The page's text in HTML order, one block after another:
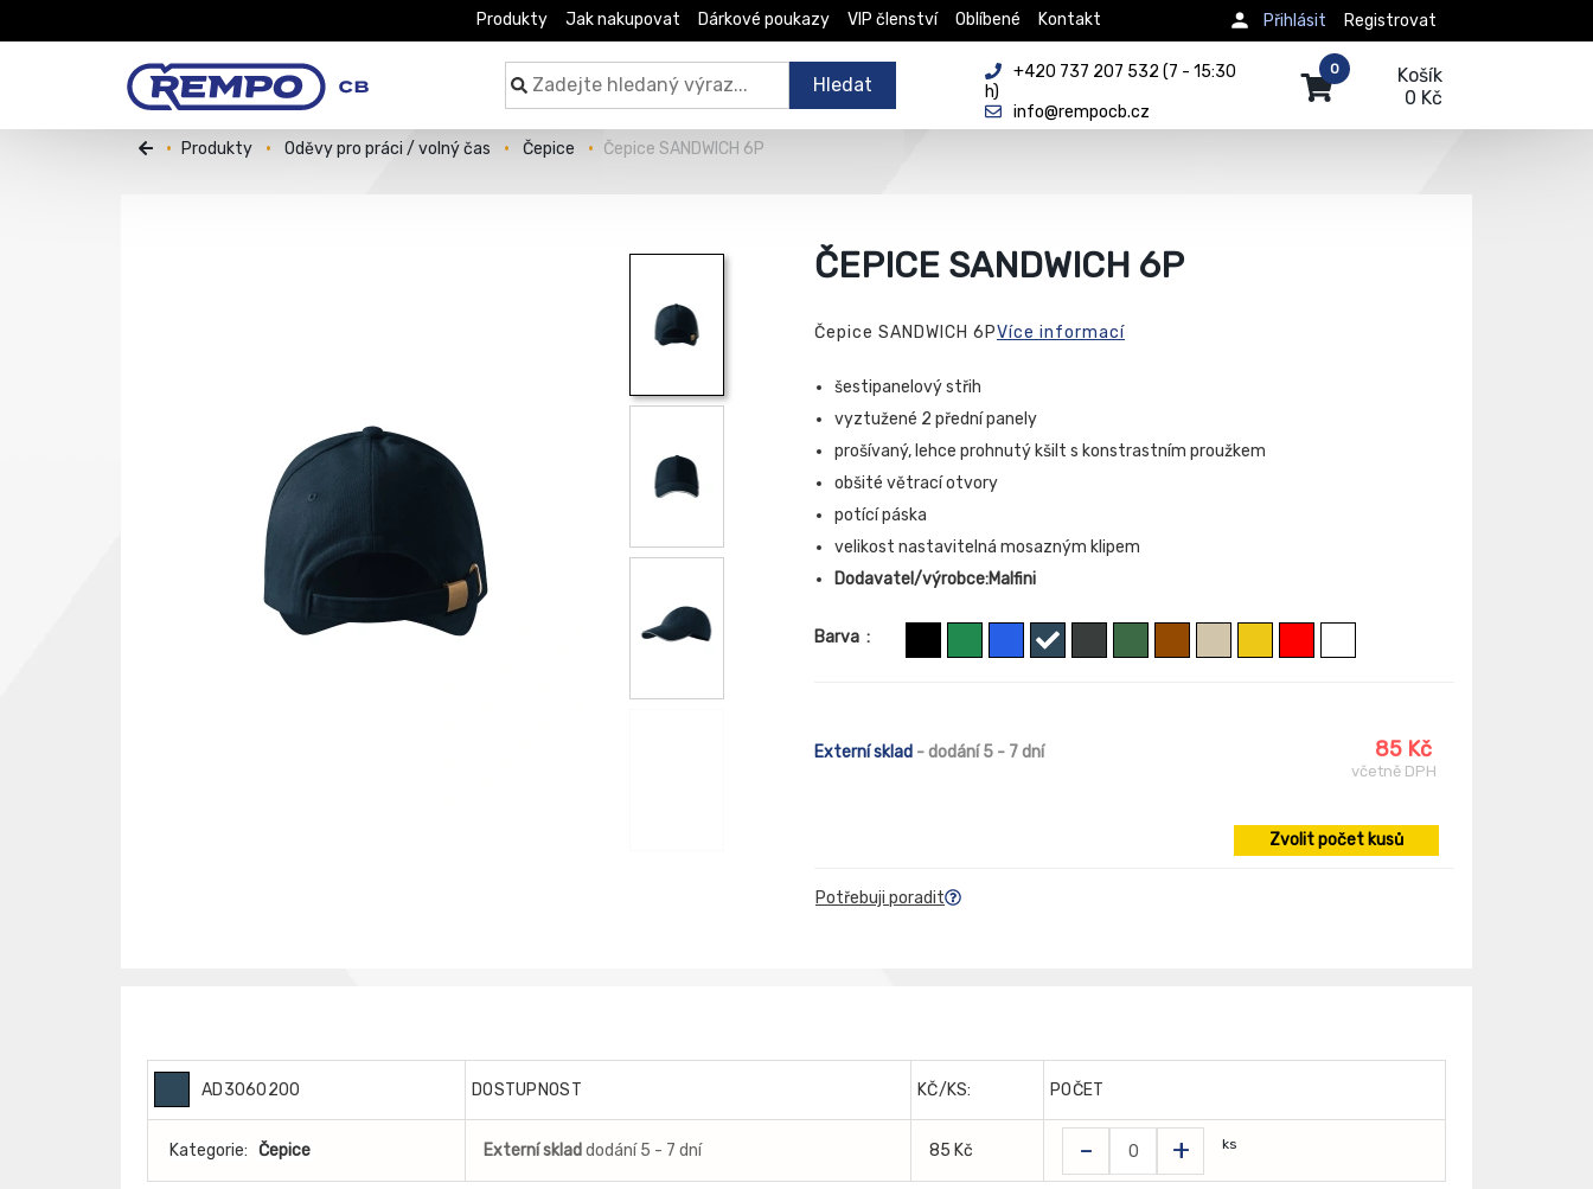
Produkty Jak nakupovat Dárkové poukazy VIP členství Oblíbené Kontakt Registrovat
Přihlásit
Hledat
+420 737 207 532 (7 - 15:30
h)
info@rempocb.cz
Košík
0 Kč
0
Produkty Oděvy pro práci / volný čas Čepice Čepice SANDWICH 6P
ČEPICE SANDWICH 6P
Čepice SANDWICH 6PVíce informací
šestipanelový střih
vyztužené 2 přední panely
prošívaný, lehce prohnutý kšilt s konstrastním proužkem
obšité větrací otvory
potící páska
velikost nastavitelná mosazným klipem
Dodavatel/výrobce:Malfini
Barva :
Externí sklad - dodání 5 - 7 dní 85 Kč
včetně DPH
Zvolit počet kusů
Potřebuji poradit
AD3060200 DOSTUPNOST KČ/KS: POČET
Kategorie: Čepice Externí sklad dodání 5 - 7 dní 85 Kč - + ks